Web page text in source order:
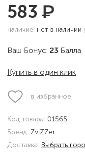
583 ₽
наличие: нет в наличии
Ваш Бонус: 23 Балла
Купить в один клик
в избранное
Код товара: 01565
Бренд: ZviZZer
Доставка: Выбрать